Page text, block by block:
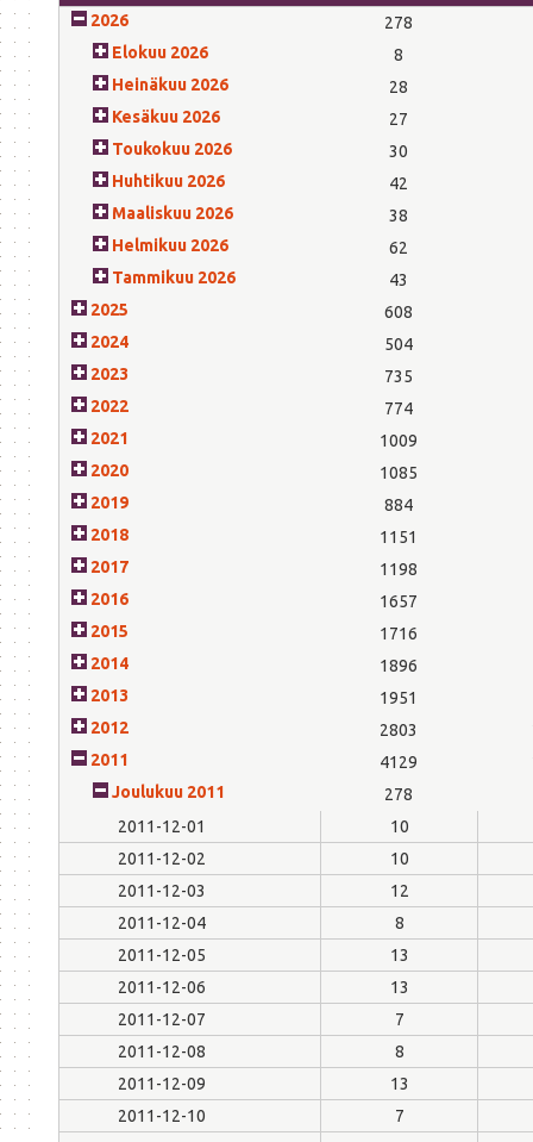
2026
278
Elokuu 2026
8
Heinäkuu 2026
28
Kesäkuu 2026
27
Toukokuu 2026
30
Huhtikuu 2026
42
Maaliskuu 2026
38
Helmikuu 2026
62
Tammikuu 2026
43
2025
608
2024
504
2023
735
2022
774
2021
1009
2020
1085
2019
884
2018
1151
2017
1198
2016
1657
2015
1716
2014
1896
2013
1951
2012
2803
2011
4129
Joulukuu 2011
278
2011-12-01
10
2011-12-02
10
2011-12-03
12
2011-12-04
8
2011-12-05
13
2011-12-06
13
2011-12-07
7
2011-12-08
8
2011-12-09
13
2011-12-10
7